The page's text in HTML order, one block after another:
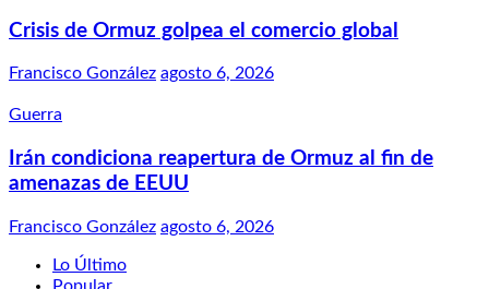
Crisis de Ormuz golpea el comercio global
Francisco González agosto 6, 2026
Guerra
Irán condiciona reapertura de Ormuz al fin de
amenazas de EEUU
Francisco González agosto 6, 2026
Lo Último